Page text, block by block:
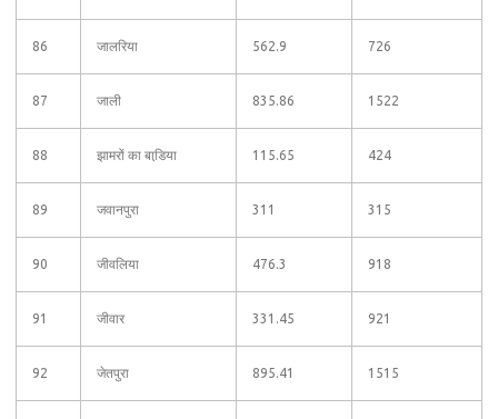
86 जालरिया 562.9 726
87 जाली 835.86 1522
88 झामरों का बाडि़या 115.65 424
89 जवानपुरा 311 315
90 जीवलिया 476.3 918
91 जीवार 331.45 921
92 जेतपुरा 895.41 1515